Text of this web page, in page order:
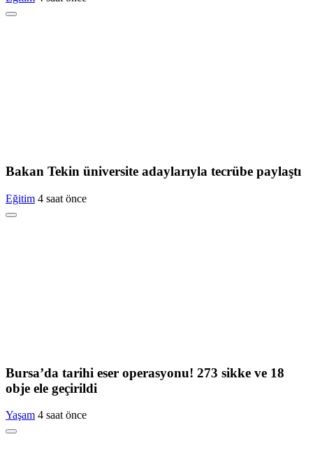
Bakan Tekin üniversite adaylarıyla tecrübe paylaştı
Eğitim 4 saat önce
Bursa’da tarihi eser operasyonu! 273 sikke ve 18
obje ele geçirildi
Yaşam 4 saat önce